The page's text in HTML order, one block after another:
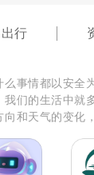
出行
么事情都以安全
们的生活中就
向和天气的变化